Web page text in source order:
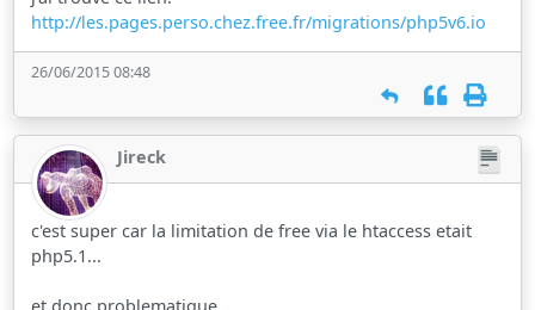
http://les.pages.perso.chez.free.fr/migrations/php5v6.io
26/06/2015 08:48
Jireck
c'est super car la limitation de free via le htaccess etait
php5.1...
et donc problematique